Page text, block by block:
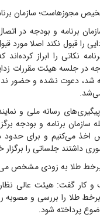
مجوزهاست؛ سازمان
برنامه و بودجه در
را قبول نکند اصلا
برنامه نکاتی را ابراز
در جلسه هیئت مقررات
شد، دعوت نشده و حضور
پیگیری‌های رسانه ملی و
سازمان برنامه و بودجه
می‌کنیم و برای حدود دو
داشتند جلساتی را
طلا به زودی مشخص
کار گفت: هیئت عالی
طلا را بررسی و مصوبه
پرداخته شود.